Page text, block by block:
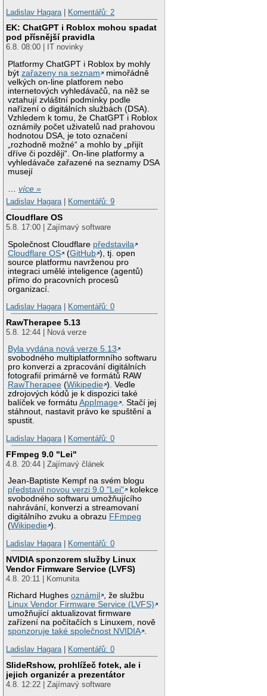
Ladislav Hagara
Komentářů: 2
EK: ChatGPT i Roblox mohou spadat
pod přísnější pravidla
6.8. 08:00 | IT novinky
Platformy ChatGPT i Roblox by mohly
býtzařazeny na seznam
mimořádně
velkých on-line platforem nebo
internetových vyhledávačů, na něž se
vztahují zvláštní podmínky podle
nařízení o digitálních službách (DSA).
Vzhledem k tomu, že ChatGPT i Roblox
oznámily počet uživatelů nad prahovou
hodnotou DSA, je toto označení
„rozhodně možné“ a mohlo by „přijít
dříve či později“. On-line platformy a
vyhledávače zařazené na seznamy DSA
musejí
…více »
Ladislav Hagara| Komentářů: 9
Cloudflare OS
5.8. 17:00 | Zajímavý software
Společnost Cloudflare představila
Cloudflare OS
(GitHub ), tj. open
source platformu navrženou pro
integraci umělé inteligence (agentů)
přímo do pracovních procesů
organizací.
Ladislav Hagara| Komentářů: 0
RawTherapee 5.13
5.8. 12:44 | Nová verze
Byla vydána nová verze 5.13
svobodného multiplatformního softwaru
pro konverzi a zpracování digitálních
fotografií primárně ve formátů RAW
RawTherapee (Wikipedie ). Vedle
zdrojových kódů je k dispozici také
balíček ve formátuAppImage . Stačí jej
stáhnout, nastavit právo ke spuštění a
spustit.
Ladislav Hagara| Komentářů: 0
FFmpeg 9.0 "Lei"
4.8. 20:44 | Zajímavý článek
Jean-Baptiste Kempf na svém blogu
představil novou verzi 9.0 "Lei"
kolekce
svobodného softwaru umožňujícího
nahrávání, konverzi a streamovaní
digitálního zvuku a obrazu FFmpeg
(Wikipedie ).
Ladislav Hagara| Komentářů: 0
NVIDIA sponzorem služby Linux
Vendor Firmware Service (LVFS)
4.8. 20:11 | Komunita
Richard Hughesoznámil
, že službu
Linux Vendor Firmware Service (LVFS)
umožňující aktualizovat firmware
zařízení na počítačích s Linuxem, nově
sponzoruje také společnost NVIDIA .
Ladislav Hagara| Komentářů: 0
SlideRshow, prohlížeč fotek, ale i
jejich organizér a prezentátor
4.8. 12:22 | Zajímavý software